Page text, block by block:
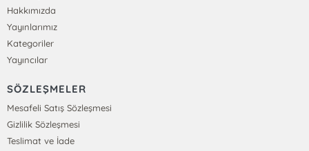
Hakkımızda
Yayınlarımız
Kategoriler
Yayıncılar
SÖZLEŞMELER
Mesafeli Satış Sözleşmesi
Gizlilik Sözleşmesi
Teslimat ve İade